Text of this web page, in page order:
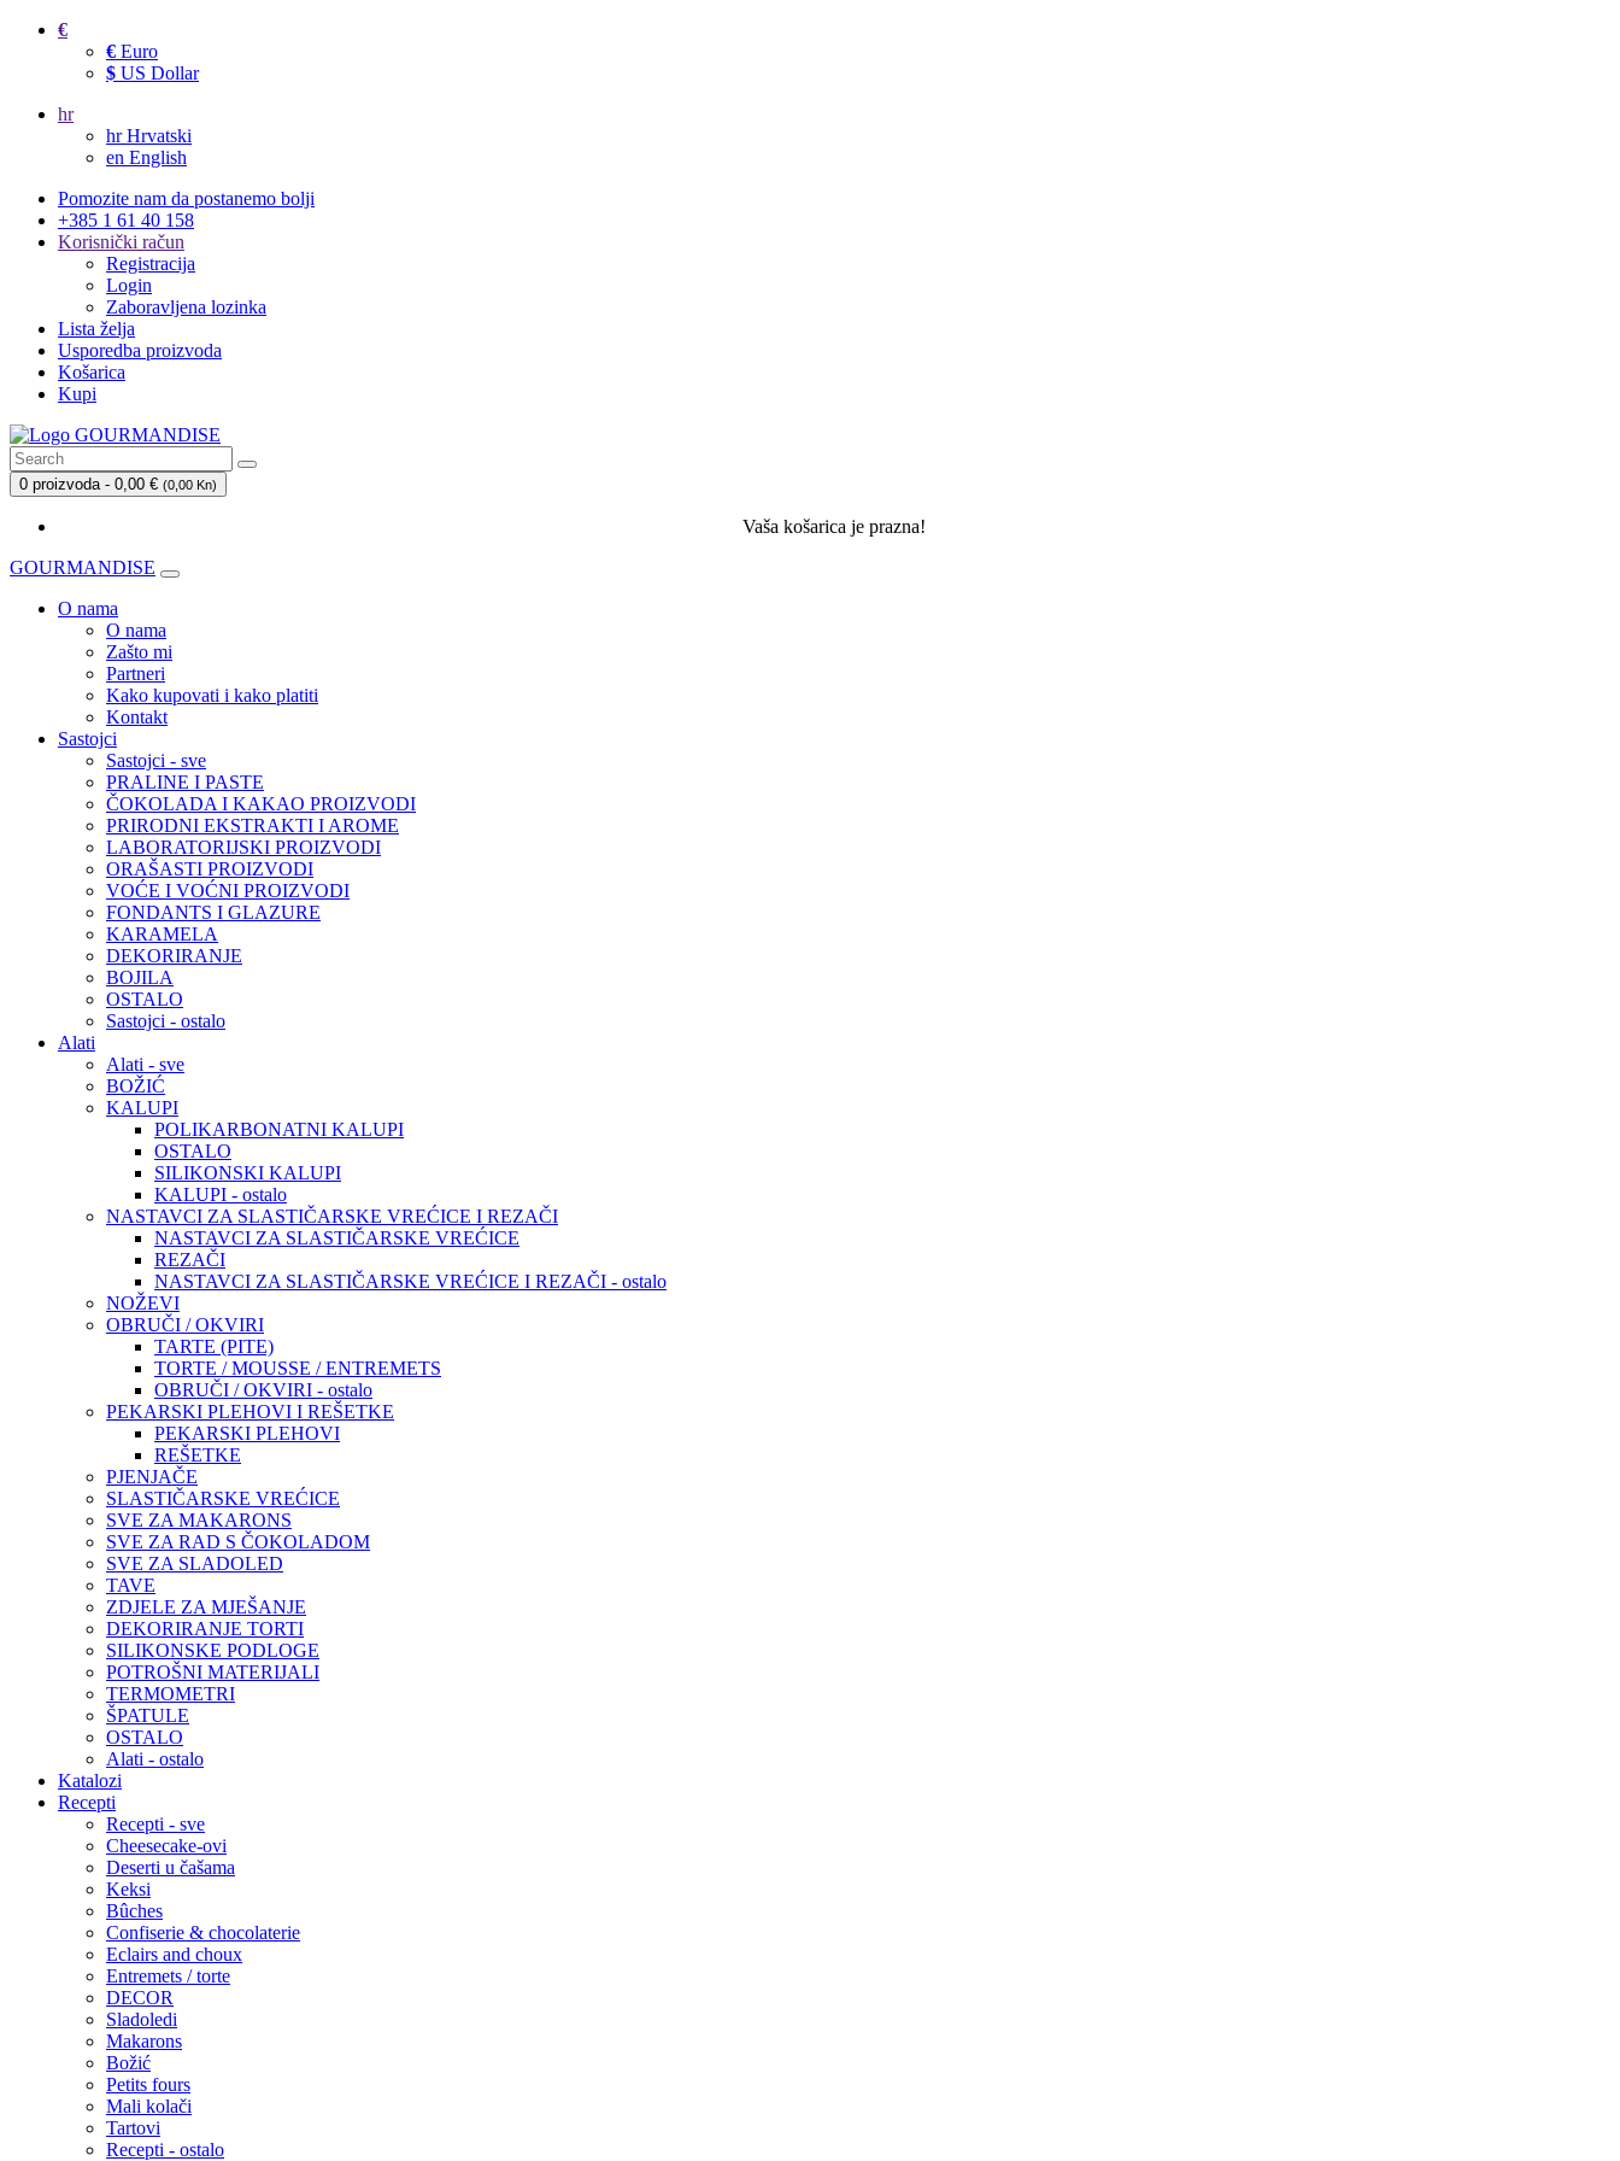
€
€ Euro
$ US Dollar
hr
hrHrvatski
en English
Pomozite nam da postanemo bolji
+385 1 61 40 158
Korisnički račun
Registracija
Login
Zaboravljena lozinka
Lista želja
Usporedba proizvoda
Košarica
Kupi
0 proizvoda - 0,00 € (0,00 Kn)
Vaša košarica je prazna!
GOURMANDISE
O nama
O nama
Zašto mi
Partneri
Kako kupovati i kako platiti
Kontakt
Sastojci
Sastojci - sve
PRALINE I PASTE
ČOKOLADA I KAKAO PROIZVODI
PRIRODNI EKSTRAKTI I AROME
LABORATORIJSKI PROIZVODI
ORAŠASTI PROIZVODI
VOĆE I VOĆNI PROIZVODI
FONDANTS I GLAZURE
KARAMELA
DEKORIRANJE
BOJILA
OSTALO
Sastojci - ostalo
Alati
Alati - sve
BOŽIĆ
KALUPI
POLIKARBONATNI KALUPI
OSTALO
SILIKONSKI KALUPI
KALUPI - ostalo
NASTAVCI ZA SLASTIČARSKE VREĆICE I REZAČI
NASTAVCI ZA SLASTIČARSKE VREĆICE
REZAČI
NASTAVCI ZA SLASTIČARSKE VREĆICE I REZAČI - ostalo
NOŽEVI
OBRUČI / OKVIRI
TARTE (PITE)
TORTE / MOUSSE / ENTREMETS
OBRUČI / OKVIRI - ostalo
PEKARSKI PLEHOVI I REŠETKE
PEKARSKI PLEHOVI
REŠETKE
PJENJAČE
SLASTIČARSKE VREĆICE
SVE ZA MAKARONS
SVE ZA RAD S ČOKOLADOM
SVE ZA SLADOLED
TAVE
ZDJELE ZA MJEŠANJE
DEKORIRANJE TORTI
SILIKONSKE PODLOGE
POTROŠNI MATERIJALI
TERMOMETRI
ŠPATULE
OSTALO
Alati - ostalo
Katalozi
Recepti
Recepti - sve
Cheesecake-ovi
Deserti u čašama
Keksi
Bûches
Confiserie & chocolaterie
Eclairs and choux
Entremets / torte
DECOR
Sladoledi
Makarons
Božić
Petits fours
Mali kolači
Tartovi
Recepti - ostalo